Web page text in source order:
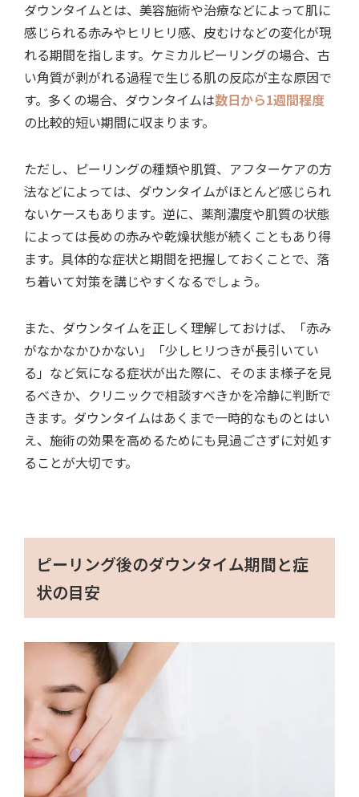
ダウンタイムとは、美容施術や治療などによって肌に
感じられる赤みやヒリヒリ感、皮むけなどの変化が現
れる期間を指します。ケミカルピーリングの場合、古
い角質が剥がれる過程で生じる肌の反応が主な原因で
す。多くの場合、ダウンタイムは数日から1週間程度
の比較的短い期間に収まります。
ただし、ピーリングの種類や肌質、アフターケアの方
法などによっては、ダウンタイムがほとんど感じられ
ないケースもあります。逆に、薬剤濃度や肌質の状態
によっては長めの赤みや乾燥状態が続くこともあり得
ます。具体的な症状と期間を把握しておくことで、落
ち着いて対策を講じやすくなるでしょう。
また、ダウンタイムを正しく理解しておけば、「赤み
がなかなかひかない」「少しヒリつきが長引いてい
る」など気になる症状が出た際に、そのまま様子を見
るべきか、クリニックで相談すべきかを冷静に判断で
きます。ダウンタイムはあくまで一時的なものとはい
え、施術の効果を高めるためにも見過ごさずに対処す
ることが大切です。
ピーリング後のダウンタイム期間と症
状の目安